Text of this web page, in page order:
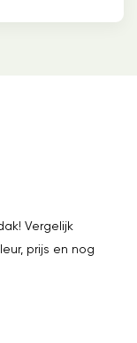
Vergelijk
prijs en nog